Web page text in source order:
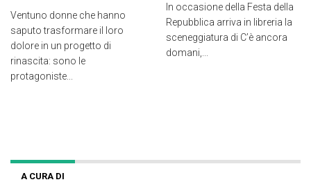
Ventuno donne che hanno
saputo trasformare il loro
dolore in un progetto di
rinascita: sono le
protagoniste...
In occasione della Festa della
Repubblica arriva in libreria la
sceneggiatura di C’è ancora
domani,...
A CURA DI